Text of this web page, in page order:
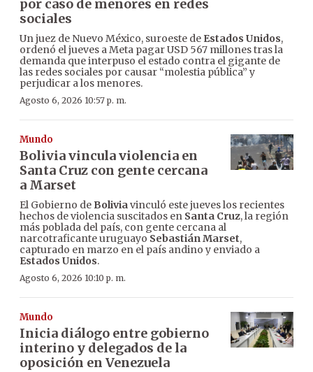
por caso de menores en redes
sociales
Un juez de Nuevo México, suroeste de Estados Unidos,
ordenó el jueves a Meta pagar USD 567 millones tras la
demanda que interpuso el estado contra el gigante de
las redes sociales por causar “molestia pública” y
perjudicar a los menores.
Agosto 6, 2026 10:57 p. m.
Mundo
Bolivia vincula violencia en
Santa Cruz con gente cercana
a Marset
El Gobierno de Boliviavinculó este jueves los recientes
hechos de violencia suscitados en Santa Cruz, la región
más poblada del país, con gente cercana al
narcotraficante uruguayo Sebastián Marset,
capturado en marzo en el país andino y enviado a
Estados Unidos.
Agosto 6, 2026 10:10 p. m.
Mundo
Inicia diálogo entre gobierno
interino y delegados de la
oposición en Venezuela